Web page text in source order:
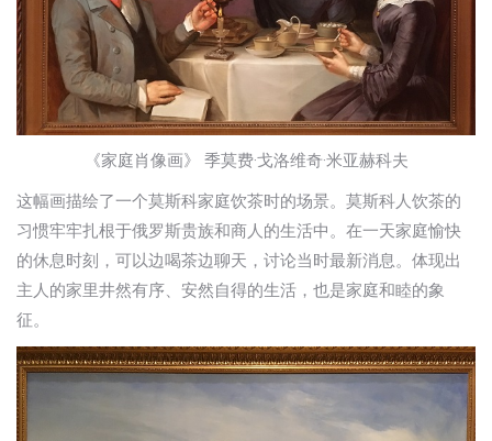
《家庭肖像画》 季莫费·戈洛维奇·米亚赫科夫
这幅画描绘了一个莫斯科家庭饮茶时的场景。莫斯科人饮茶的
习惯牢牢扎根于俄罗斯贵族和商人的生活中。在一天家庭愉快
的休息时刻，可以边喝茶边聊天，讨论当时最新消息。体现出
主人的家里井然有序、安然自得的生活，也是家庭和睦的象
征。